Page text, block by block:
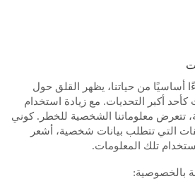
أساسيًا من حياتنا، يظهر القلق حول
كأحد أكبر التحديات. مع زيادة استخدام
تتعرض معلوماتنا الشخصية للخطر. كوني
التي تتطلب بيانات شخصية، أشعر
تلك المعلومات.
بالخصوصية: